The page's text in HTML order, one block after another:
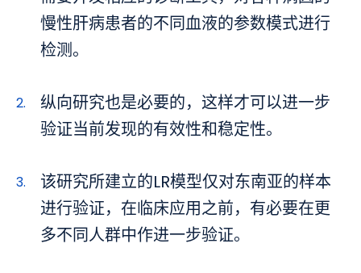
慢性肝病患者的不同血液的参数模式进行
检测。
纵向研究也是必要的，这样才可以进一步
验证当前发现的有效性和稳定性。
该研究所建立的LR模型仅对东南亚的样本
进行验证，在临床应用之前，有必要在更
多不同人群中作进一步验证。